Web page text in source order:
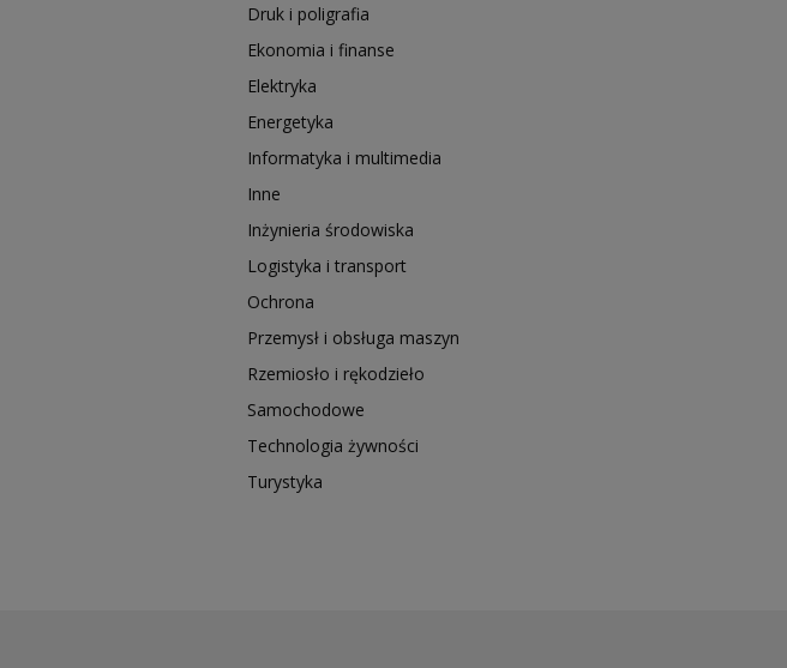
Druk i poligrafia
Ekonomia i finanse
Elektryka
Energetyka
Informatyka i multimedia
Inne
Inżynieria środowiska
Logistyka i transport
Ochrona
Przemysł i obsługa maszyn
Rzemiosło i rękodzieło
Samochodowe
Technologia żywności
Turystyka